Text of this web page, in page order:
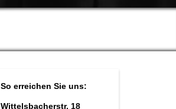
So erreichen Sie uns:
Wittelsbacherstr. 18